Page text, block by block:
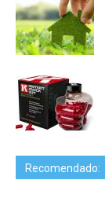
Recomendado: